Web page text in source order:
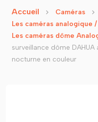
Accueil
Caméras
Les caméras analogique /
Les caméras dôme
surveillance dôme
nocturne en couleur